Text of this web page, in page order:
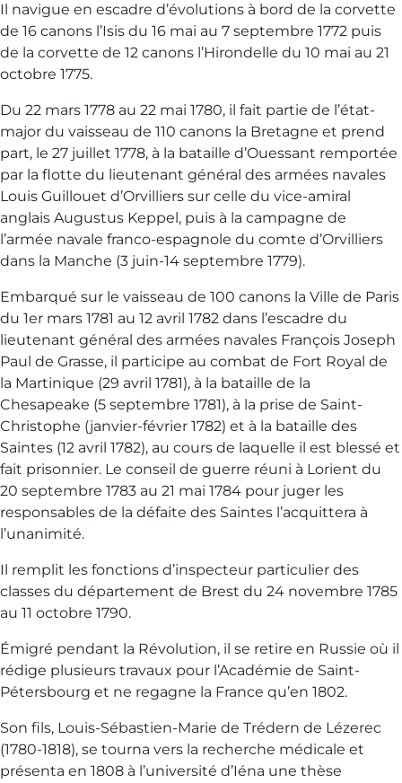
Il navigue en escadre d’évolutions à bord de la corvette
de 16 canons l’Isis du 16 mai au 7 septembre 1772 puis
de la corvette de 12 canons l’Hirondelle du 10 mai au 21
octobre 1775.
Du 22 mars 1778 au 22 mai 1780, il fait partie de l’état-
major du vaisseau de 110 canons la Bretagne et prend
part, le 27 juillet 1778, à la bataille d’Ouessant remportée
par la flotte du lieutenant général des armées navales
Louis Guillouet d’Orvilliers sur celle du vice-amiral
anglais Augustus Keppel, puis à la campagne de
l’armée navale franco-espagnole du comte d’Orvilliers
dans la Manche (3 juin-14 septembre 1779).
Embarqué sur le vaisseau de 100 canons la Ville de Paris
du 1er mars 1781 au 12 avril 1782 dans l’escadre du
lieutenant général des armées navales François Joseph
Paul de Grasse, il participe au combat de Fort Royal de
la Martinique (29 avril 1781), à la bataille de la
Chesapeake (5 septembre 1781), à la prise de Saint-
Christophe (janvier-février 1782) et à la bataille des
Saintes (12 avril 1782), au cours de laquelle il est blessé et
fait prisonnier. Le conseil de guerre réuni à Lorient du
20 septembre 1783 au 21 mai 1784 pour juger les
responsables de la défaite des Saintes l’acquittera à
l’unanimité.
Il remplit les fonctions d’inspecteur particulier des
classes du département de Brest du 24 novembre 1785
au 11 octobre 1790.
Émigré pendant la Révolution, il se retire en Russie où il
rédige plusieurs travaux pour l’Académie de Saint-
Pétersbourg et ne regagne la France qu’en 1802.
Son fils, Louis-Sébastien-Marie de Trédern de Lézerec
(1780-1818), se tourna vers la recherche médicale et
présenta en 1808 à l’université d’Iéna une thèse